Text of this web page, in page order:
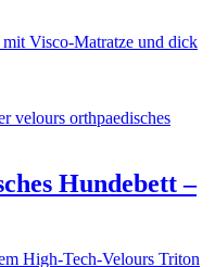
Visco-Matratze und dick
Hundebett –
High-Tech-Velours Triton